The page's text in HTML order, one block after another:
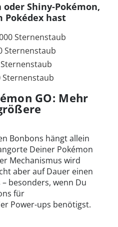
Shiny-Pokémon,
Pokédex hast
Sternenstaub
Sternenstaub
Sternenstaub
GO: Mehr
Bonbons hängt allein
Deiner Pokémon
Mechanismus wird
aber auf Dauer einen
besonders, wenn Du
für
Power-ups benötigst.